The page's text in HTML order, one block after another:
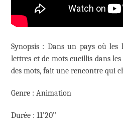
Synopsis : Dans un pays où les
lettres et de mots cueillis dans
des mots, fait une rencontre qui
Genre : Animation
Durée : 11’20’’